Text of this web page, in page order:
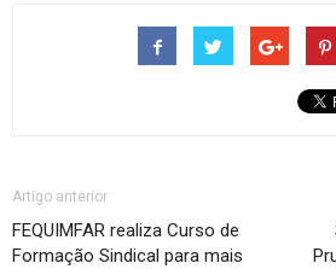
Artigo anterior
FEQUIMFAR realiza Curso de
Formação Sindical para mais